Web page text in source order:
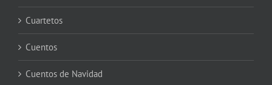
Cuartetos
Cuentos
Cuentos de Navidad